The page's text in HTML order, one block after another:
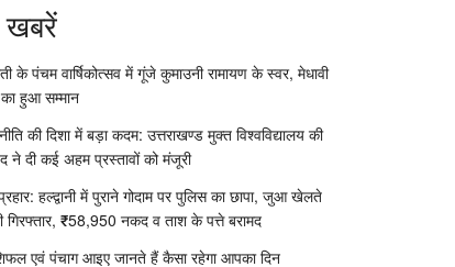
खबरें
के पंचम वार्षिकोत्सव में गूंजे कुमाउनी रामायण के स्वर, मेधावी
का हुआ सम्मान
की दिशा में बड़ा कदम: उत्तराखण्ड मुक्त विश्वविद्यालय की
ने दी कई अहम प्रस्तावों को मंजूरी
हल्द्वानी में पुराने गोदाम पर पुलिस का छापा, जुआ खेलते
गिरफ्तार, ₹58,950 नकद व ताश के पत्ते बरामद
एवं पंचाग आइए जानते हैं कैसा रहेगा आपका दिन